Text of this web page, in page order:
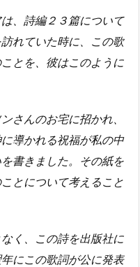
、詩編２３篇について
れていた時に、この歌
とを、彼はこのように
さんのお宅に招かれ、
導かれる祝福が私の中
書きました。その紙を
とについて考えること
く、この詩を出版社に
にこの歌詞が公に発表